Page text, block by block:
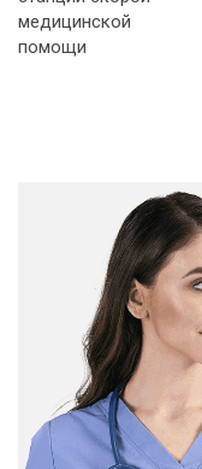
медицинской
помощи